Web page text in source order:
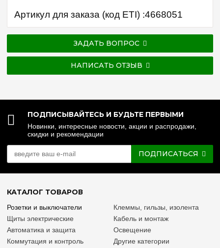
Артикул для заказа (код ETI) :4668051
ЗАДАТЬ ВОПРОС
НАПИСАТЬ ОТЗЫВ
ПОДПИСЫВАЙТЕСЬ И БУДЬТЕ ПЕРВЫМИ
Новинки, интересные новости, акции и распродажи,
скидки и рекомендации
ПОДПИСАТЬСЯ
КАТАЛОГ ТОВАРОВ
Розетки и выключатели
Щиты электрические
Автоматика и защита
Коммутация и контроль
Клеммы, гильзы, изолента
Кабель и монтаж
Освещение
Другие категории